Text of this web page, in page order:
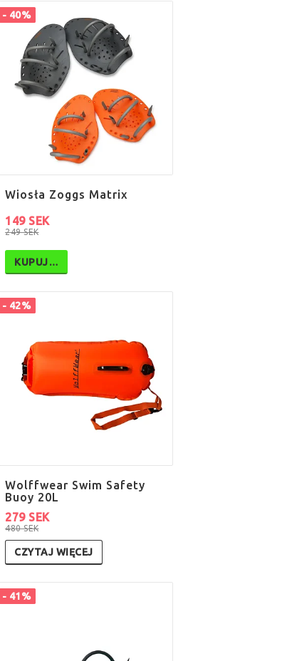
- 40%
Wiosła Zoggs Matrix
249 SEK
149 SEK
KUPUJ…
- 42%
Wolffwear Swim Safety
Buoy 20L
480 SEK
279 SEK
CZYTAJ WIĘCEJ
- 41%